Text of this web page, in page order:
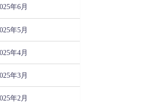
年6月
年5月
年4月
年3月
年2月